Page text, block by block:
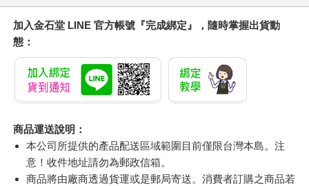
加入金石堂 LINE 官方帳號『完成綁定』，隨時掌握出貨動
態：
商品運送說明：
本公司所提供的產品配送區域範圍目前僅限台灣本島。注
意！收件地址請勿為郵政信箱。
商品將由廠商透過貨運或是郵局寄送。消費者訂購之商品若